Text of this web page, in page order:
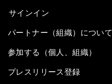
サインイン
パートナー（組織）について
参加する（個人、組織）
プレスリリース登録